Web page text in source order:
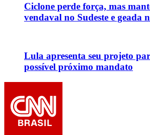
Ciclone perde força, mas
vendaval no Sudeste e geada
Lula apresenta seu projeto
possível próximo mandato